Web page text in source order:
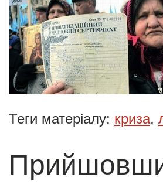
Теги матеріалу: криза,